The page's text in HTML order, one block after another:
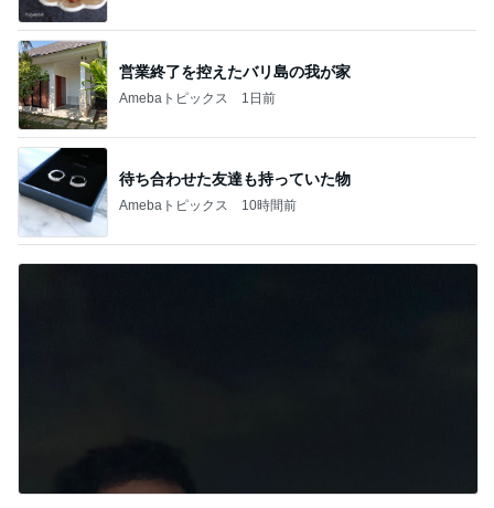
営業終了を控えたバリ島の我が家
Amebaトピックス 1日前
待ち合わせた友達も持っていた物
Amebaトピックス 10時間前